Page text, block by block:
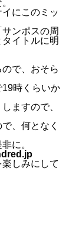
にこのミッ
ンポスの周
イトルに明
で、おそら
時くらいか
ますので、
、何となく
に。
しみにして